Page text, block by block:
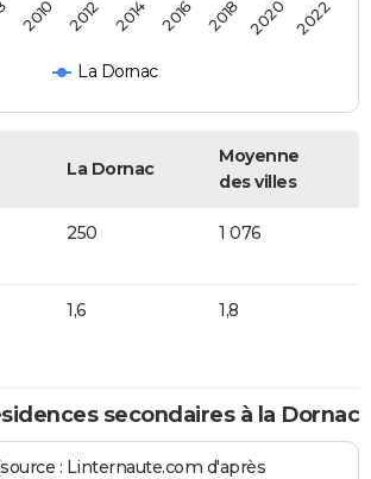
La Dornac
2010 2012 2014 2016 2018 2020 2022
La Dornac
Moyenne
des villes
250 1 076
1,6 1,8
secondaires à la Dornac
: Linternaute.com d'après